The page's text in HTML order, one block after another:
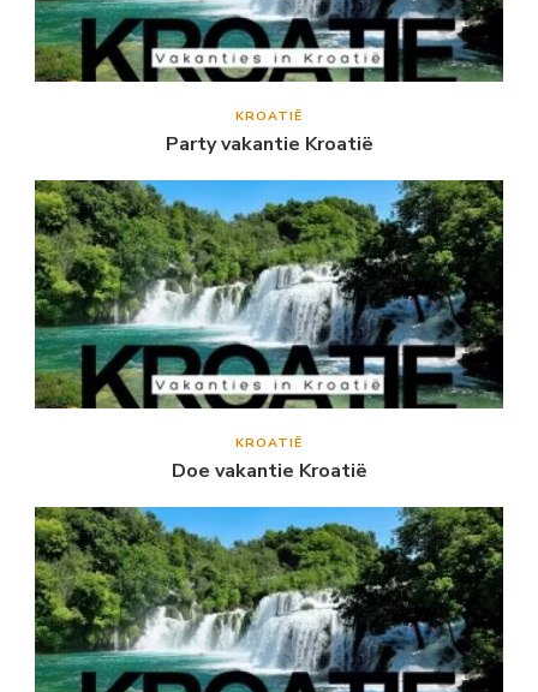
KROATIË
Party vakantie Kroatië
KROATIË
Doe vakantie Kroatië